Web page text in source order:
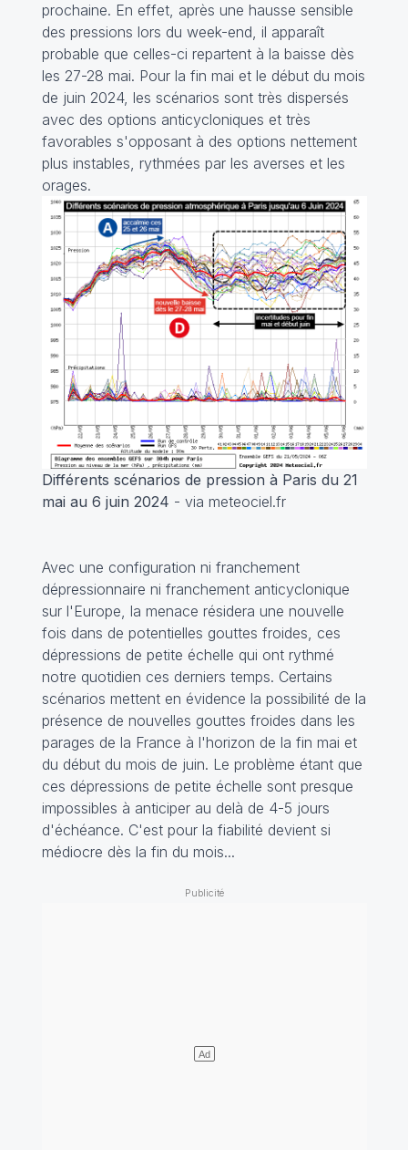
prochaine. En effet, après une hausse sensible
des pressions lors du week-end, il apparaît
probable que celles-ci repartent à la baisse dès
les 27-28 mai. Pour la fin mai et le début du mois
de juin 2024, les scénarios sont très dispersés
avec des options anticycloniques et très
favorables s'opposant à des options nettement
plus instables, rythmées par les averses et les
orages.
Différents scénarios de pression à Paris du 21
mai au 6 juin 2024 - via meteociel.fr
Avec une configuration ni franchement
dépressionnaire ni franchement anticyclonique
sur l'Europe, la menace résidera une nouvelle
fois dans de potentielles gouttes froides, ces
dépressions de petite échelle qui ont rythmé
notre quotidien ces derniers temps. Certains
scénarios mettent en évidence la possibilité de la
présence de nouvelles gouttes froides dans les
parages de la France à l'horizon de la fin mai et
du début du mois de juin. Le problème étant que
ces dépressions de petite échelle sont presque
impossibles à anticiper au delà de 4-5 jours
d'échéance. C'est pour la fiabilité devient si
médiocre dès la fin du mois...